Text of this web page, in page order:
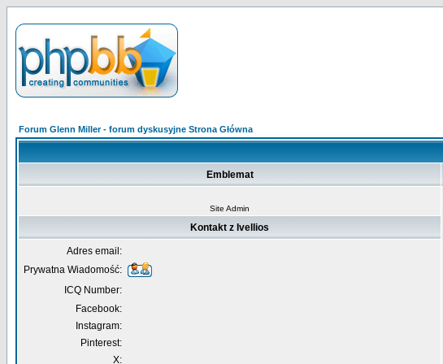
Forum Glenn Miller - forum dyskusyjne Strona Główna
Emblemat
Site Admin
Kontakt z Ivellios
Adres email:
Prywatna Wiadomość:
ICQ Number:
Facebook:
Instagram:
Pinterest:
X: